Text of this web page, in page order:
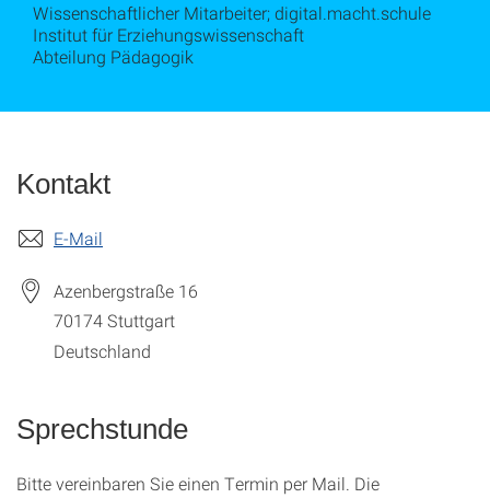
Wissenschaftlicher Mitarbeiter; digital.macht.schule
Institut für Erziehungswissenschaft
Abteilung Pädagogik
Kontakt
E-Mail
Azenbergstraße 16
70174Stuttgart
Deutschland
Sprechstunde
Bitte vereinbaren Sie einen Termin per Mail. Die